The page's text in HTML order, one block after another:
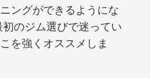
ングができるようにな
初のジム選びで迷ってい
を強くオススメしま